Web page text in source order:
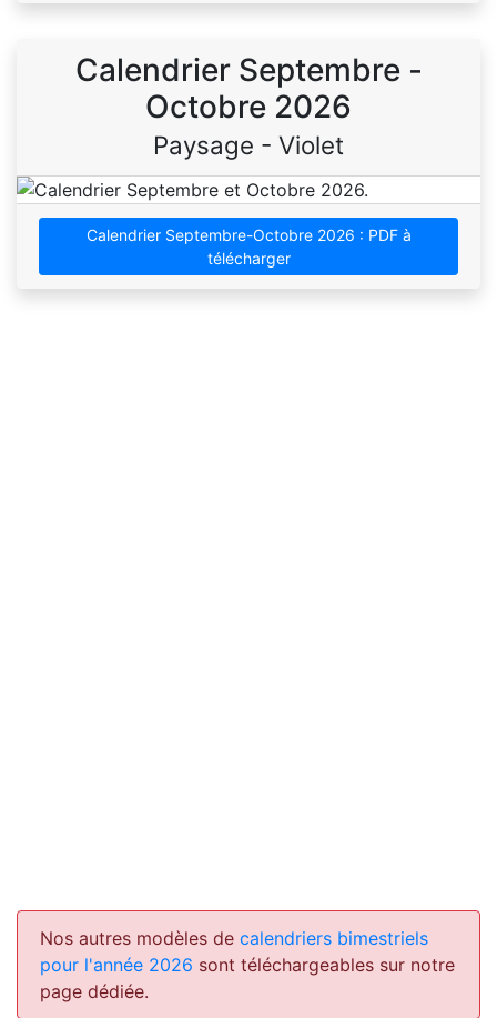
Calendrier Septembre -
Octobre 2026
Paysage - Violet
Calendrier Septembre-Octobre 2026 : PDF à
télécharger
Nos autres modèles de calendriers bimestriels
pour l'année 2026 sont téléchargeables sur notre
page dédiée.